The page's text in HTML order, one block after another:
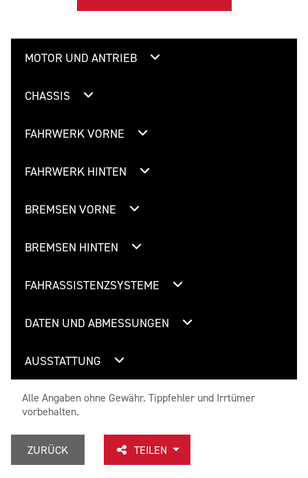
MOTOR UND ANTRIEB
CHASSIS
FAHRWERK VORNE
FAHRWERK HINTEN
BREMSEN VORNE
BREMSEN HINTEN
FAHRASSISTENZSYSTEME
DATEN UND ABMESSUNGEN
AUSSTATTUNG
Alle Angaben ohne Gewähr. Tippfehler und Irrtümer
vorbehalten.
ZURÜCK TEILEN